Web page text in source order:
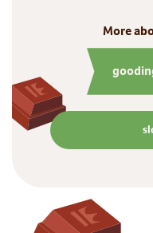
More